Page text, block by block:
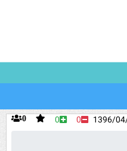
0 0 0